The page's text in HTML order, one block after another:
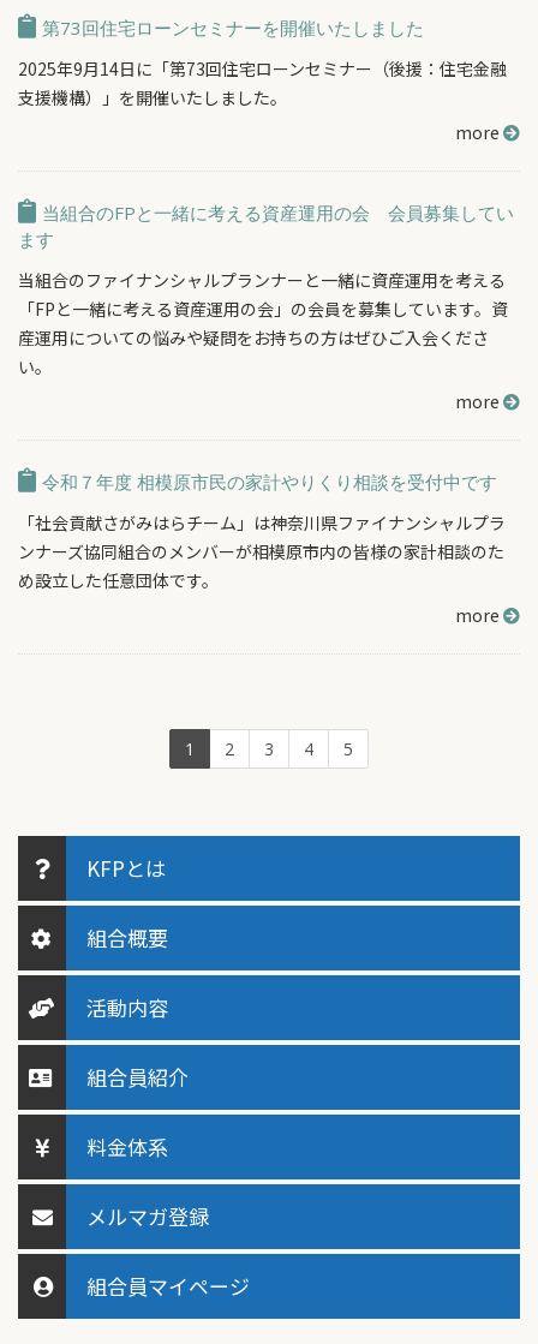
第73回住宅ローンセミナーを開催いたしました
2025年9月14日に「第73回住宅ローンセミナー（後援：住宅金融
支援機構）」を開催いたしました。
more
当組合のFPと一緒に考える資産運用の会 会員募集してい
ます
当組合のファイナンシャルプランナーと一緒に資産運用を考える
「FPと一緒に考える資産運用の会」の会員を募集しています。資
産運用についての悩みや疑問をお持ちの方はぜひご入会くださ
い。
more
令和７年度 相模原市民の家計やりくり相談を受付中です
「社会貢献さがみはらチーム」は神奈川県ファイナンシャルプラ
ンナーズ協同組合のメンバーが相模原市内の皆様の家計相談のた
め設立した任意団体です。
more
1 2 3 4 5
KFPとは
組合概要
活動内容
組合員紹介
料金体系
メルマガ登録
組合員マイページ